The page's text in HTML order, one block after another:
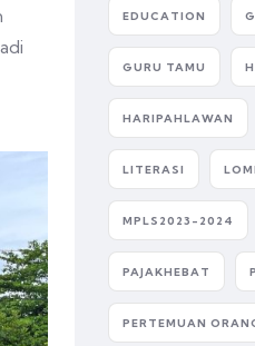
EDUCATION
GURU TAMU
HARIPAHLAWAN
LITERASI
MPLS2023-2024
PAJAKHEBAT
PERTEMUAN